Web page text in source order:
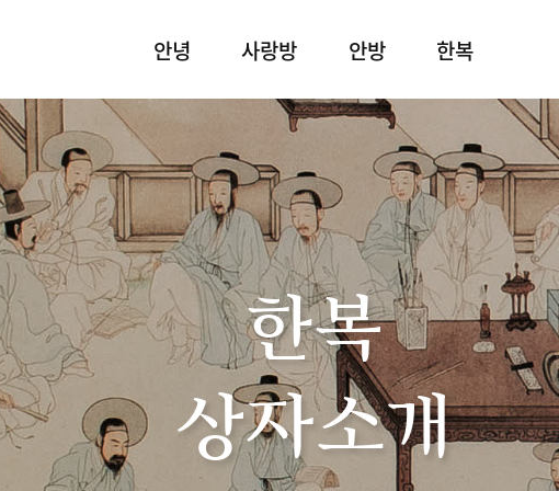
안녕 사랑방 안방 한복
한복
상자소개